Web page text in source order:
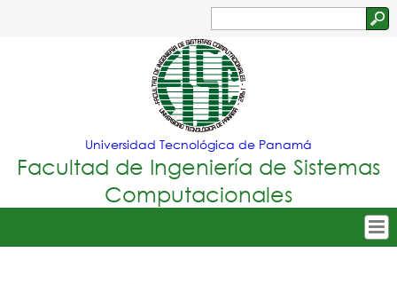
Jump to navigation
Formulario
de
búsqueda
Universidad Tecnológica de Panamá
Facultad de Ingeniería de Sistemas
Computacionales